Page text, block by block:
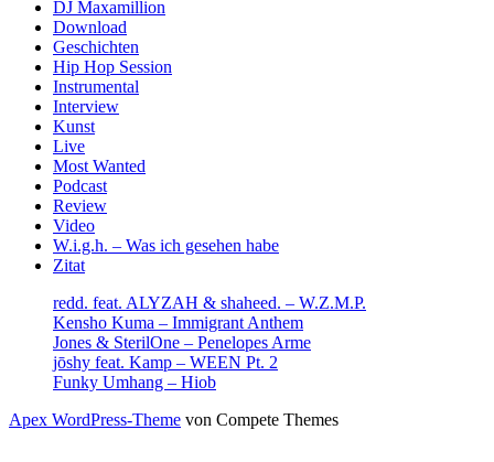
DJ Maxamillion
Download
Geschichten
Hip Hop Session
Instrumental
Interview
Kunst
Live
Most Wanted
Podcast
Review
Video
W.i.g.h. – Was ich gesehen habe
Zitat
redd. feat. ALYZAH & shaheed. – W.Z.M.P.
Kensho Kuma – Immigrant Anthem
Jones & SterilOne – Penelopes Arme
jōshy feat. Kamp – WEEN Pt. 2
Funky Umhang – Hiob
Apex WordPress-Theme von Compete Themes